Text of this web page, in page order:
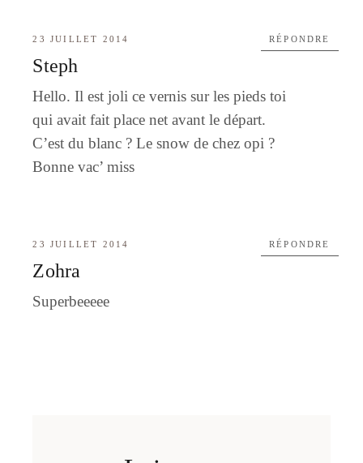
23 JUILLET 2014
Steph
Hello. Il est joli ce vernis sur les pieds toi
qui avait fait place net avant le départ.
C’est du blanc ? Le snow de chez opi ?
Bonne vac’ miss
RÉPONDRE
23 JUILLET 2014
Zohra
Superbeeeee
RÉPONDRE